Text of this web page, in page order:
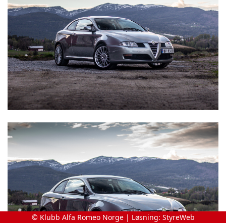
© Klubb Alfa Romeo Norge | Løsning: StyreWeb